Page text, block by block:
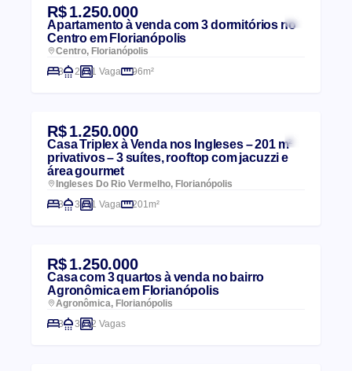
R$ 1.250.000
Apartamento à venda com 3 dormitórios no
Centro em Florianópolis
Centro, Florianópolis
3
2 1 Vaga 96m²
R$ 1.250.000
Casa Triplex à Venda nos Ingleses – 201 m²
privativos – 3 suítes, rooftop com jacuzzi e
área gourmet
Ingleses Do Rio Vermelho, Florianópolis
3
3 1 Vaga 201m²
R$ 1.250.000
Casa com 3 quartos à venda no bairro
Agronômica em Florianópolis
Agronômica, Florianópolis
3
3 2 Vagas